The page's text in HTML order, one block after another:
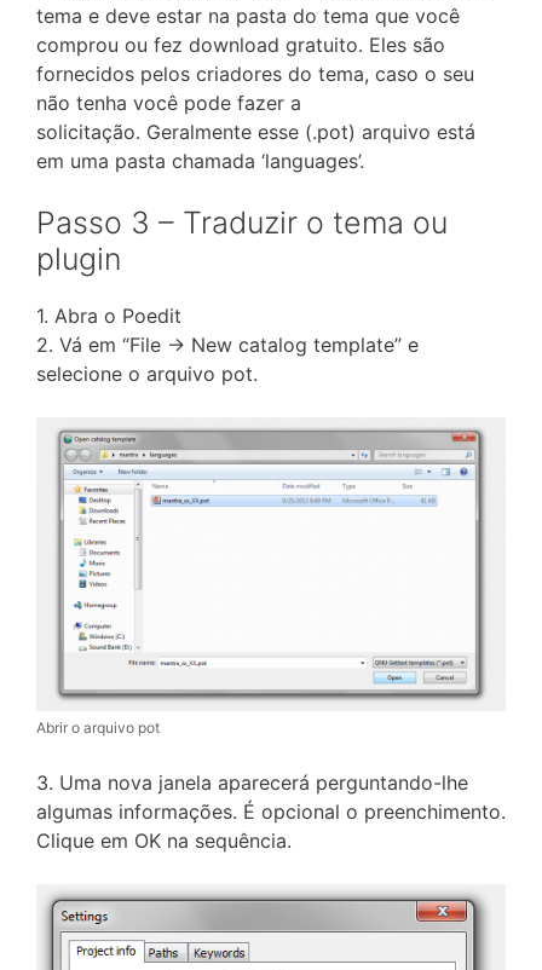
tema e deve estar na pasta do tema que você
comprou ou fez download gratuito. Eles são
fornecidos pelos criadores do tema, caso o seu
não tenha você pode fazer a
solicitação. Geralmente esse (.pot) arquivo está
em uma pasta chamada ‘languages’.
Passo 3 – Traduzir o tema ou
plugin
1. Abra o Poedit
2. Vá em “File -> New catalog template” e
selecione o arquivo pot.
Abrir o arquivo pot
3. Uma nova janela aparecerá perguntando-lhe
algumas informações. É opcional o preenchimento.
Clique em OK na sequência.